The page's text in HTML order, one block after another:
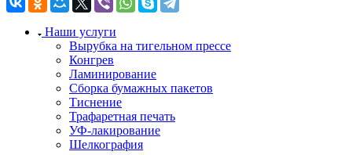
Наши услуги
Вырубка на тигельном прессе
Конгрев
Ламинирование
Сборка бумажных пакетов
Тиснение
Трафаретная печать
УФ-лакирование
Шелкография